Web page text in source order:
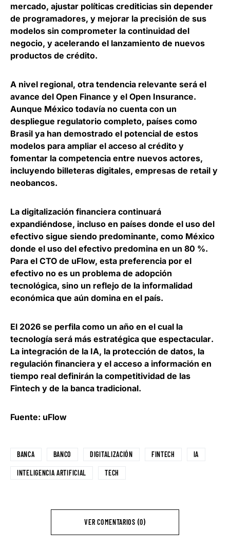
mercado, ajustar políticas crediticias sin depender
de programadores, y mejorar la precisión de sus
modelos sin comprometer la continuidad del
negocio, y acelerando el lanzamiento de nuevos
productos de crédito.
A nivel regional, otra tendencia relevante será el
avance del Open Finance y el Open Insurance.
Aunque México todavía no cuenta con un
despliegue regulatorio completo, países como
Brasil ya han demostrado el potencial de estos
modelos para ampliar el acceso al crédito y
fomentar la competencia entre nuevos actores,
incluyendo billeteras digitales, empresas de retail y
neobancos.
La digitalización financiera continuará
expandiéndose, incluso en países donde el uso del
efectivo sigue siendo predominante, como México
donde el uso del efectivo predomina en un 80 %.
Para el CTO de uFlow, esta preferencia por el
efectivo no es un problema de adopción
tecnológica, sino un reflejo de la informalidad
económica que aún domina en el país.
El 2026 se perfila como un año en el cual la
tecnología será más estratégica que espectacular.
La integración de la IA, la protección de datos, la
regulación financiera y el acceso a información en
tiempo real definirán la competitividad de las
Fintech y de la banca tradicional.
Fuente: uFlow
BANCA BANCO DIGITALIZACIÓN FINTECH IA
INTELIGENCIA ARTIFICIAL TECH
VER COMENTARIOS (0)